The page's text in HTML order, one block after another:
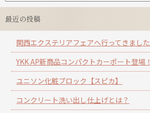
最近の投稿
関西エクステリアフェアへ行ってきました
YKK AP新商品コンパクトカーポート登場！
ユニソン化粧ブロック【スピカ】
コンクリート洗い出し仕上げとは？